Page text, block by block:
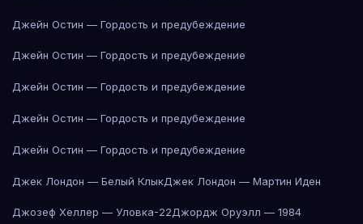
Джейн Остин — Гордость и предубеждение
Джейн Остин — Гордость и предубеждение
Джейн Остин — Гордость и предубеждение
Джейн Остин — Гордость и предубеждение
Джейн Остин — Гордость и предубеждение
Джек Лондон — Белый КлыкДжек Лондон — Мартин Иден
Джозеф Хеллер — Уловка-22Джордж Оруэлл — 1984